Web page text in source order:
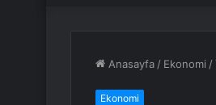
Anasayfa / Ekonomi /
Ekonomi